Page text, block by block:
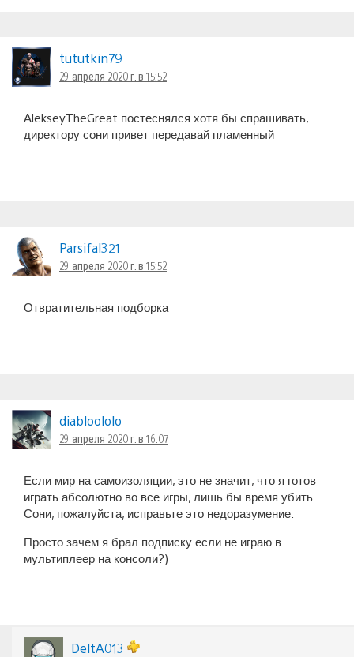
tututkin79
29 апреля 2020 г. в 15:52
AlekseyTheGreat постеснялся хотя бы спрашивать,
директору сони привет передавай пламенный
Parsifal321
29 апреля 2020 г. в 15:52
Отвратительная подборка
diabloololo
29 апреля 2020 г. в 16:07
Если мир на самоизоляции, это не значит, что я готов
играть абсолютно во все игры, лишь бы время убить.
Сони, пожалуйста, исправьте это недоразумение.
Просто зачем я брал подписку если не играю в
мультиплеер на консоли?)
DeltA013